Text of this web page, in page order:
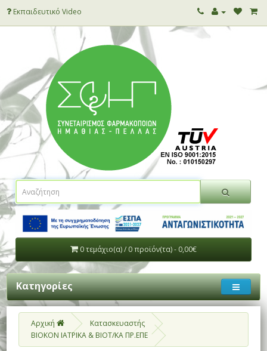
Εκπαιδευτικό Video
0 τεμάχιο(α) / 0 προϊόν(τα) - 0,00€
Κατηγορίες
Αρχική
Κατασκευαστής
ΒΙΟΚΟΝ ΙΑΤΡΙΚΑ & ΒΙΟΤ/ΚΑ ΠΡ.ΕΠΕ